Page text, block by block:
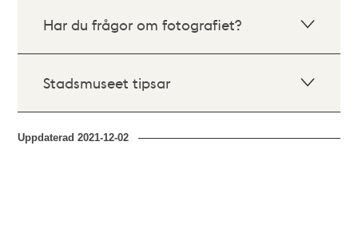
Har du frågor om fotografiet?
Stadsmuseet tipsar
Uppdaterad2021-12-02